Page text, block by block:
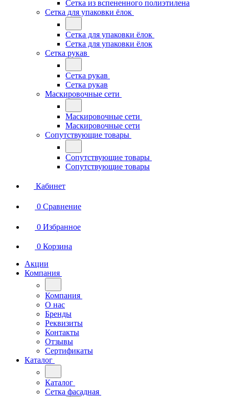
Сетка из вспененного полиэтилена
Сетка для упаковки ёлок
Сетка для упаковки ёлок
Сетка для упаковки ёлок
Сетка рукав
Сетка рукав
Сетка рукав
Маскировочные сети
Маскировочные сети
Маскировочные сети
Сопутствующие товары
Сопутствующие товары
Сопутствующие товары
Кабинет
0 Сравнение
0 Избранное
0 Корзина
Акции
Компания
Компания
О нас
Бренды
Реквизиты
Контакты
Отзывы
Сертификаты
Каталог
Каталог
Сетка фасадная